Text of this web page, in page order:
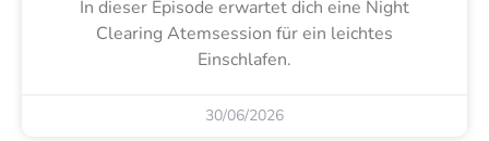
In dieser Episode erwartet dich eine Night
Clearing Atemsession für ein leichtes
Einschlafen.
30/06/2026